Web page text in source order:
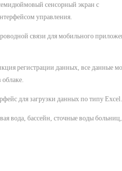
сенсорный экран с
управления.
связи для мобильного
регистрации данных, все данные
облаке.
для загрузки данных по типу Excel.
вода, бассейн, сточные воды больниц,